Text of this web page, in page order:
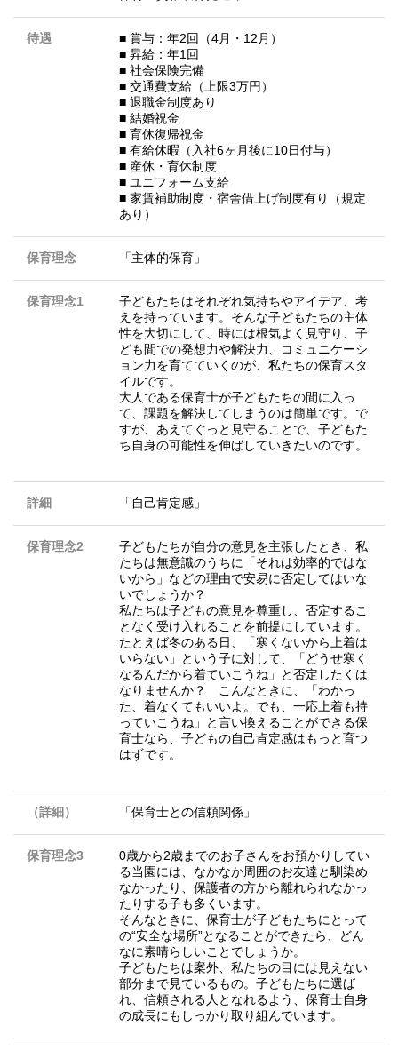
待遇
■ 賞与：年2回（4月・12月）
■ 昇給：年1回
■ 社会保険完備
■ 交通費支給（上限3万円）
■ 退職金制度あり
■ 結婚祝金
■ 育休復帰祝金
■ 有給休暇（入社6ヶ月後に10日付与）
■ 産休・育休制度
■ ユニフォーム支給
■ 家賃補助制度・宿舎借上げ制度有り（規定
あり）
保育理念 「主体的保育」
保育理念1
子どもたちはそれぞれ気持ちやアイデア、考
えを持っています。そんな子どもたちの主体
性を大切にして、時には根気よく見守り、子
ども間での発想力や解決力、コミュニケーシ
ョン力を育てていくのが、私たちの保育スタ
イルです。
大人である保育士が子どもたちの間に入っ
て、課題を解決してしまうのは簡単です。で
すが、あえてぐっと見守ることで、子どもた
ち自身の可能性を伸ばしていきたいのです。
詳細 「自己肯定感」
保育理念2
子どもたちが自分の意見を主張したとき、私
たちは無意識のうちに「それは効率的ではな
いから」などの理由で安易に否定してはいな
いでしょうか？
私たちは子どもの意見を尊重し、否定するこ
となく受け入れることを前提にしています。
たとえば冬のある日、「寒くないから上着は
いらない」という子に対して、「どうせ寒く
なるんだから着ていこうね」と否定したくは
なりませんか？ こんなときに、「わかっ
た、着なくてもいいよ。でも、一応上着も持
っていこうね」と言い換えることができる保
育士なら、子どもの自己肯定感はもっと育つ
はずです。
（詳細） 「保育士との信頼関係」
保育理念3
0歳から2歳までのお子さんをお預かりしてい
る当園には、なかなか周囲のお友達と馴染め
なかったり、保護者の方から離れられなかっ
たりする子も多くいます。
そんなときに、保育士が子どもたちにとって
の“安全な場所”となることができたら、どん
なに素晴らしいことでしょうか。
子どもたちは案外、私たちの目には見えない
部分まで見ているもの。子どもたちに選ば
れ、信頼される人となれるよう、保育士自身
の成長にもしっかり取り組んでいます。